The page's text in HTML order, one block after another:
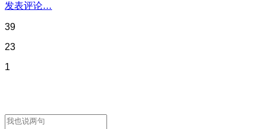
发表评论…
39
23
1